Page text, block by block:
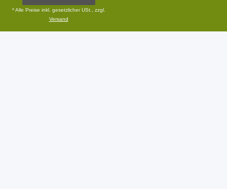
* Alle Preise inkl. gesetzlicher USt., zzgl.
Versand